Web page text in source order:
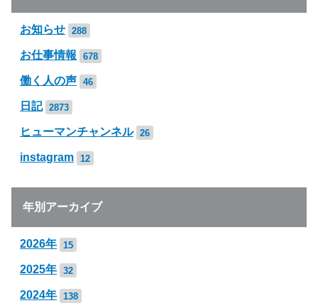
お知らせ 288
お仕事情報 678
働く人の声 46
日記 2873
ヒューマンチャンネル 26
instagram 12
年別アーカイブ
2026年 15
2025年 32
2024年 138